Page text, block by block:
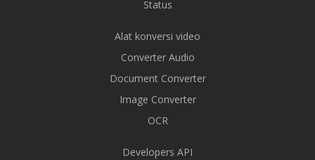
Status
Alat konversi video
Converter Audio
Document Converter
Image Converter
OCR
Developers API